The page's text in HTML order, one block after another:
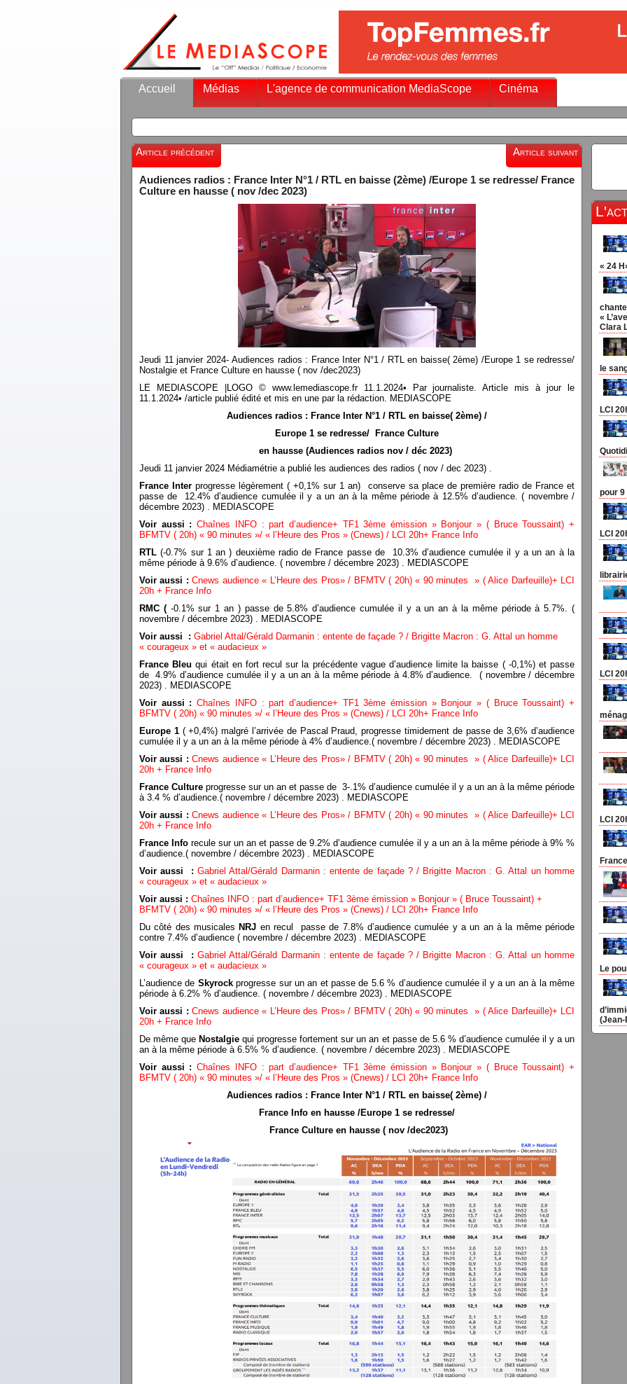
Accueil Médias L'agence de communication MediaScope Cinéma
Article précédent Article suivant
Audiences radios : France Inter N°1 / RTL en baisse (2ème) /Europe 1 se redresse/ France
Culture en hausse ( nov /dec 2023)
Jeudi 11 janvier 2024- Audiences radios : France Inter N°1 / RTL en baisse( 2ème) /Europe 1 se redresse/
Nostalgie et France Culture en hausse ( nov /dec2023)
LE MEDIASCOPE |LOGO © www.lemediascope.fr 11.1.2024• Par journaliste. Article mis à jour le
11.1.2024• /article publié édité et mis en une par la rédaction. MEDIASCOPE
Audiences radios : France Inter N°1 / RTL en baisse( 2ème) /
Europe 1 se redresse/
France Culture
en hausse (Audiences radios nov / déc 2023)
Jeudi 11 janvier 2024 Médiamétrie a publié les audiences des radios ( nov / dec 2023) .
France Inter progresse légèrement ( +0,1% sur 1 an) conserve sa place de première radio de France et
passe de 12.4% d’audience cumulée il y a un an à la même période à 12.5% d’audience. ( novembre /
décembre 2023) . MEDIASCOPE
Voir aussi :Chaînes INFO : part d’audience+ TF1 3ème émission » Bonjour » ( Bruce Toussaint) +
BFMTV ( 20h) « 90 minutes »/ « l’Heure des Pros » (Cnews) / LCI 20h+ France Info
RTL (-0.7% sur 1 an ) deuxième radio de France passe de 10.3% d’audience cumulée il y a un an à la
même période à 9.6% d’audience. ( novembre / décembre 2023) . MEDIASCOPE
Voir aussi :Cnews audience « L’Heure des Pros» / BFMTV ( 20h) « 90 minutes » ( Alice Darfeuille)+ LCI
20h + France Info
RMC (-0.1% sur 1 an ) passe de 5.8% d’audience cumulée il y a un an à la même période à 5.7%. (
novembre / décembre 2023) . MEDIASCOPE
Voir aussi : Gabriel Attal/Gérald Darmanin : entente de façade ? / Brigitte Macron : G. Attal un homme
« courageux » et « audacieux »
France Bleu qui était en fort recul sur la précédente vague d’audience limite la baisse ( -0,1%) et passe
de 4.9% d’audience cumulée il y a un an à la même période à 4.8% d’audience. ( novembre / décembre
2023) . MEDIASCOPE
Voir aussi :Chaînes INFO : part d’audience+ TF1 3ème émission » Bonjour » ( Bruce Toussaint) +
BFMTV ( 20h) « 90 minutes »/ « l’Heure des Pros » (Cnews) / LCI 20h+ France Info
Europe 1( +0,4%) malgré l’arrivée de Pascal Praud, progresse timidement de passe de 3,6% d’audience
cumulée il y a un an à la même période à 4% d’audience.( novembre / décembre 2023) . MEDIASCOPE
Voir aussi :Cnews audience « L’Heure des Pros» / BFMTV ( 20h) « 90 minutes » ( Alice Darfeuille)+ LCI
20h + France Info
France Culture progresse sur un an et passe de 3-.1% d’audience cumulée il y a un an à la même période
à 3.4 % d’audience.( novembre / décembre 2023) . MEDIASCOPE
Voir aussi :Cnews audience « L’Heure des Pros» / BFMTV ( 20h) « 90 minutes » ( Alice Darfeuille)+ LCI
20h + France Info
France Inforecule sur un an et passe de 9.2% d’audience cumulée il y a un an à la même période à 9% %
d’audience.( novembre / décembre 2023) . MEDIASCOPE
Voir aussi :Gabriel Attal/Gérald Darmanin : entente de façade ? / Brigitte Macron : G. Attal un homme
« courageux » et « audacieux »
Voir aussi : Chaînes INFO : part d’audience+ TF1 3ème émission » Bonjour » ( Bruce Toussaint) +
BFMTV ( 20h) « 90 minutes »/ « l’Heure des Pros » (Cnews) / LCI 20h+ France Info
Du côté des musicales NRJ en recul passe de 7.8% d’audience cumulée y a un an à la même période
contre 7.4% d’audience ( novembre / décembre 2023) . MEDIASCOPE
Voir aussi :Gabriel Attal/Gérald Darmanin : entente de façade ? / Brigitte Macron : G. Attal un homme
« courageux » et « audacieux »
L’audience de Skyrockprogresse sur un an et passe de 5.6 % d’audience cumulée il y a un an à la même
période à 6.2% % d’audience. ( novembre / décembre 2023) . MEDIASCOPE
Voir aussi :Cnews audience « L’Heure des Pros» / BFMTV ( 20h) « 90 minutes » ( Alice Darfeuille)+ LCI
20h + France Info
De même que Nostalgie qui progresse fortement sur un an et passe de 5.6 % d’audience cumulée il y a un
an à la même période à 6.5% % d’audience. ( novembre / décembre 2023) . MEDIASCOPE
Voir aussi :Chaînes INFO : part d’audience+ TF1 3ème émission » Bonjour » ( Bruce Toussaint) +
BFMTV ( 20h) « 90 minutes »/ « l’Heure des Pros » (Cnews) / LCI 20h+ France Info
Audiences radios : France Inter N°1 / RTL en baisse( 2ème) /
France Info en hausse /Europe 1 se redresse/
France Culture en hausse ( nov /dec2023)
« 24
«
Clara
le
LCI
pour 9
LCI
LCI
LCI
Le
(Jean-